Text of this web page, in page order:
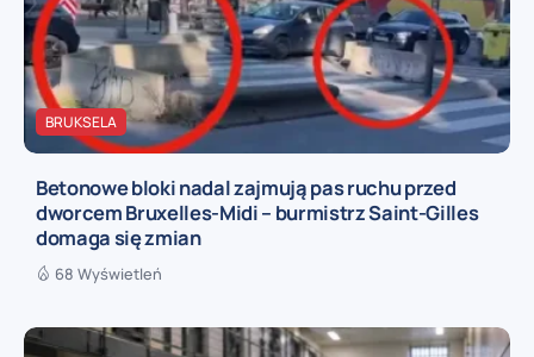
BRUKSELA
Betonowe bloki nadal zajmują pas ruchu przed
dworcem Bruxelles-Midi – burmistrz Saint-Gilles
domaga się zmian
68 Wyświetleń